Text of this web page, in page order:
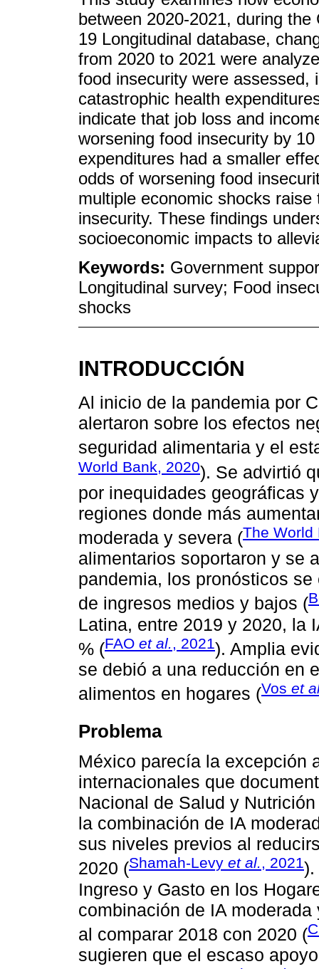
between 2020-2021, during
19 Longitudinal database,
from 2020 to 2021 were
food insecurity were assessed,
catastrophic health
indicate that job loss and
worsening food insecurity by
expenditures had a smaller
odds of worsening food
multiple economic shocks
insecurity. These findings
socioeconomic impacts to
Keywords: Government
Longitudinal survey; Food
shocks
INTRODUCCIÓN
Al inicio de la pandemia por
alertaron sobre los efectos
seguridad alimentaria y el
World Bank, 2020). Se advirtió
por inequidades geográficas
regiones donde más
moderada y severa (The World
alimentarios soportaron y se
pandemia, los pronósticos
de ingresos medios y bajos (
Latina, entre 2019 y 2020, la
% (FAO et al., 2021). Amplia
se debió a una reducción en
alimentos en hogares (Vos et
Problema
México parecía la excepción
internacionales que
Nacional de Salud y
la combinación de IA
sus niveles previos al
2020 (Shamah-Levy et al., 2021).
Ingreso y Gasto en los
combinación de IA
al comparar 2018 con 2020 (
sugieren que el escaso